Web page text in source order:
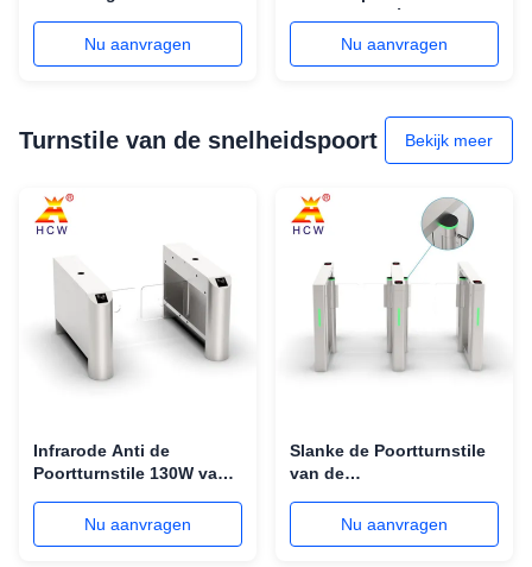
Reclamebarrières/Gezichtserkenning
Nu aanvragen
Reclamebarrières 2.5m -
4m Brushless Motor van
het Lengtewapen
Nu aanvragen
Turnstile van de snelheidspoort Bekijk meer
Infrarode Anti de
Poortturnstile 130W van
Turnstile van de
Schommelingsbarrière
Nu aanvragen
Slanke de Poortturnstile
van de
voor Voetganger
Nu aanvragen